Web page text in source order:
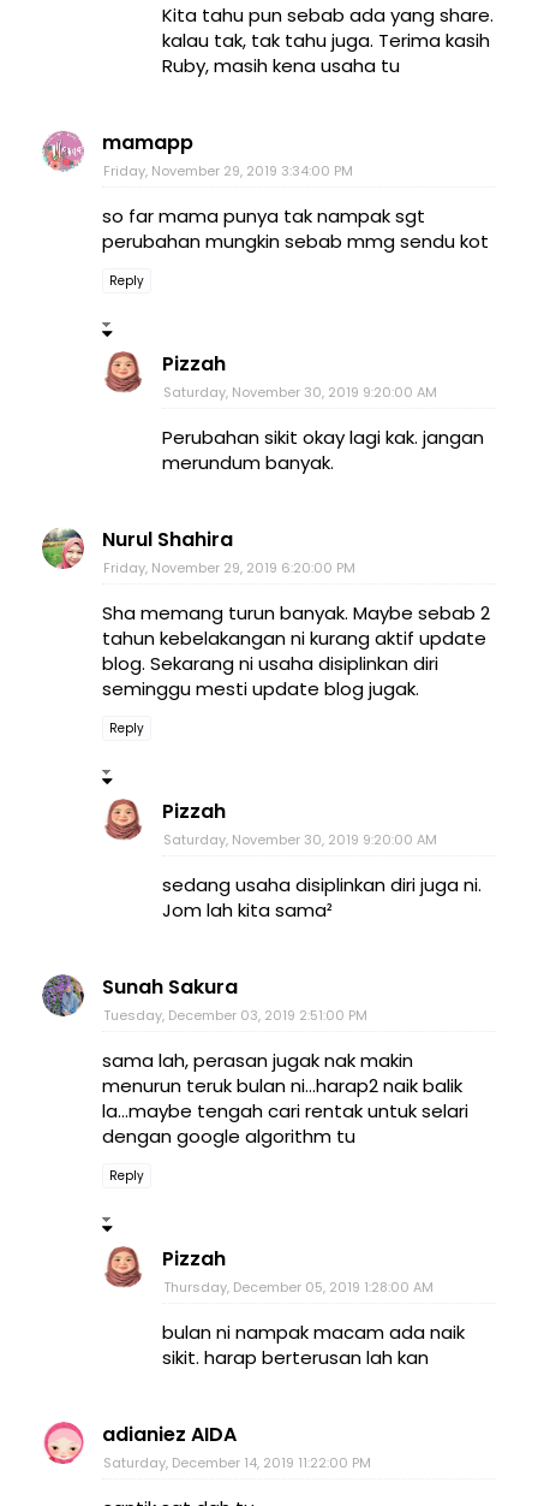
Kita tahu pun sebab ada yang share.
kalau tak, tak tahu juga. Terima kasih
Ruby, masih kena usaha tu
mamapp
Friday, November 29, 2019 3:34:00 PM
so far mama punya tak nampak sgt
perubahan mungkin sebab mmg sendu kot
Reply
Pizzah
Saturday, November 30, 2019 9:20:00 AM
Perubahan sikit okay lagi kak. jangan
merundum banyak.
Nurul Shahira
Friday, November 29, 2019 6:20:00 PM
Sha memang turun banyak. Maybe sebab 2
tahun kebelakangan ni kurang aktif update
blog. Sekarang ni usaha disiplinkan diri
seminggu mesti update blog jugak.
Reply
Pizzah
Saturday, November 30, 2019 9:20:00 AM
sedang usaha disiplinkan diri juga ni.
Jom lah kita sama²
Sunah Sakura
Tuesday, December 03, 2019 2:51:00 PM
sama lah, perasan jugak nak makin
menurun teruk bulan ni...harap2 naik balik
la...maybe tengah cari rentak untuk selari
dengan google algorithm tu
Reply
Pizzah
Thursday, December 05, 2019 1:28:00 AM
bulan ni nampak macam ada naik
sikit. harap berterusan lah kan
adianiez AIDA
Saturday, December 14, 2019 11:22:00 PM